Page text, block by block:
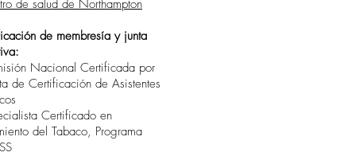
de salud de Northampton
de membresía y junta
Nacional Certificada por
de Certificación de Asistentes
Certificado en
del Tabaco, Programa